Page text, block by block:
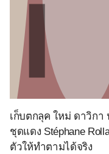
เก็บตกลุค ใหม่ ดาวิกา
ชุดแดง Stéphane
ตัวให้ทำตามได้จริง